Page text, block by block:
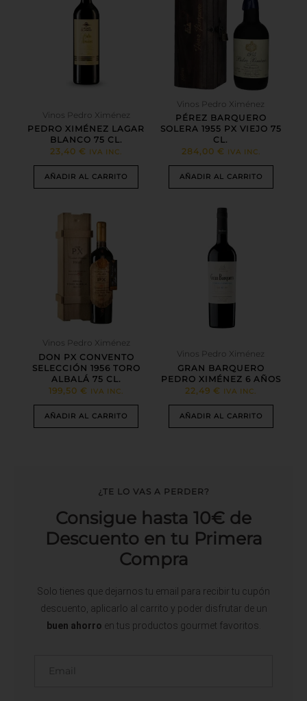
Vinos Pedro Ximénez
PEDRO XIMÉNEZ LAGAR
BLANCO 75 CL.
23,40€ IVA INC.
AÑADIR AL CARRITO
Vinos Pedro Ximénez
PÉREZ BARQUERO
SOLERA 1955 PX VIEJO 75
CL.
284,00 € IVA INC.
AÑADIR AL CARRITO
Vinos Pedro Ximénez
DON PX CONVENTO
SELECCIÓN 1956 TORO
ALBALÁ 75 CL.
199,50€ IVA INC.
AÑADIR AL CARRITO
Vinos Pedro Ximénez
GRAN BARQUERO
PEDRO XIMÉNEZ 6 AÑOS
22,49€ IVA INC.
AÑADIR AL CARRITO
¿TE LO VAS A PERDER?
Consigue hasta 10€ de
Descuento en tu Primera
Compra
Solo tienes que dejarnos tu email para recibir tu cupón
descuento, aplicarlo al carrito y poder disfrutar de un
buen ahorro en tus productos gourmet favoritos.